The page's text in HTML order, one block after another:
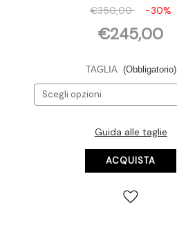
€350,00 -30%
€245,00
TAGLIA (Obbligatorio)
Guida alle taglie